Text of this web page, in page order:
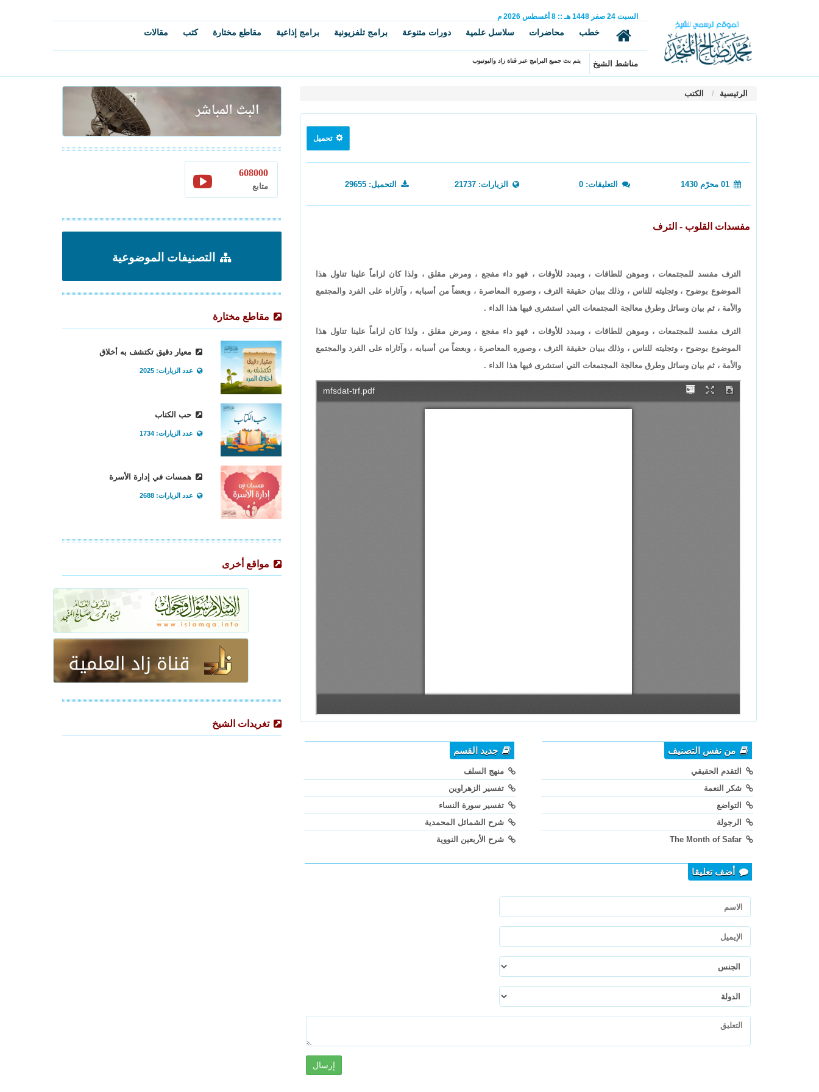
السبت 24 صفر 1448 هـ ::
8 أغسطس 2026 م
خطب محاضرات سلاسل علمية دورات متنوعة برامج تلفزيونية برامج إذاعية مقاطع مختارة كتب مقالات
مناشط الشيخ يتم بث جميع البرامج عبر قناة زاد واليوتيوب
الرئيسية الكتب
تحميل
التعليقات: 0 الزيارات: 21737 التحميل: 29655
مفسدات القلوب - الترف
الترف مفسد للمجتمعات ، وموهن للطاقات ، ومبدد للأوقات ، فهو داء مفجع ، ومرض مقلق ، ولذا كان لزاماً علينا تناول هذا
الموضوع بوضوح ، وتجليته للناس ، وذلك ببيان حقيقة الترف ، وصوره المعاصرة ، وبعضاً من أسبابه ، وآثاراه على الفرد والمجتمع
والأمة ، ثم بيان وسائل وطرق معالجة المجتمعات التي استشرى فيها هذا الداء .
الترف مفسد للمجتمعات ، وموهن للطاقات ، ومبدد للأوقات ، فهو داء مفجع ، ومرض مقلق ، ولذا كان لزاماً علينا تناول هذا
الموضوع بوضوح ، وتجليته للناس ، وذلك ببيان حقيقة الترف ، وصوره المعاصرة ، وبعضاً من أسبابه ، وآثاراه على الفرد والمجتمع
والأمة ، ثم بيان وسائل وطرق معالجة المجتمعات التي استشرى فيها هذا الداء .
من نفس التصنيف
التقدم الحقيقي
شكر النعمة
التواضع
الرجولة
جديد القسم
منهج السلف
تفسير الزهراوين
تفسير سورة النساء
شرح الشمائل المحمدية
شرح الأربعين النووية
أضف تعليقا
إرسال
608000
متابع
التصنيفات الموضوعية
مقاطع مختارة
معيار دقيق تكتشف به أخلاق
عدد الزيارات: 2025
حب الكتاب
عدد الزيارات: 1734
همسات في إدارة الأسرة
عدد الزيارات: 2688
مواقع أخرى
تغريدات الشيخ